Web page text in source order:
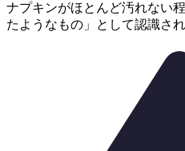
ナプキンがほとんど汚れない
たようなもの」として認識さ